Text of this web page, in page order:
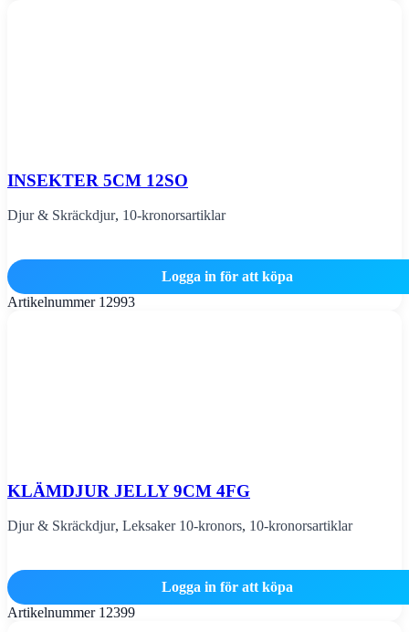
INSEKTER 5CM 12SO
Djur & Skräckdjur, 10-kronorsartiklar
Logga in för att köpa
Artikelnummer 12993
KLÄMDJUR JELLY 9CM 4FG
Djur & Skräckdjur, Leksaker 10-kronors, 10-kronorsartiklar
Logga in för att köpa
Artikelnummer 12399